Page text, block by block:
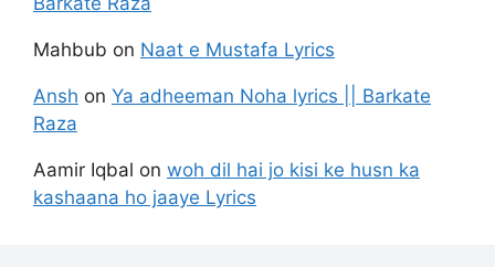
Mahbub on Naat e Mustafa Lyrics
Ansh on Ya adheeman Noha lyrics || Barkate
Raza
Aamir Iqbal on woh dil hai jo kisi ke husn ka
kashaana ho jaaye Lyrics